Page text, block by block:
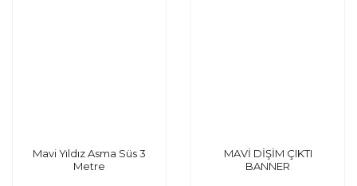
Mavi Yıldız Asma Süs 3
Metre
MAVİ DİŞİM ÇIKTI
BANNER